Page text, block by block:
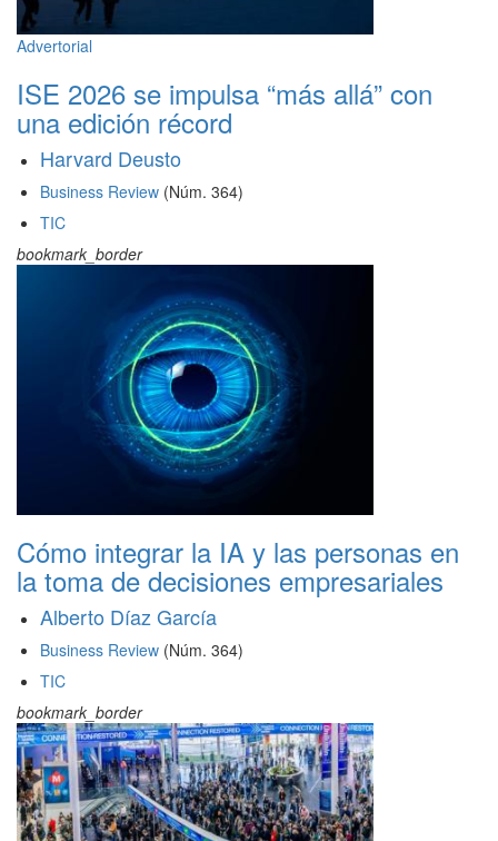
Advertorial
ISE 2026 se impulsa “más allá” con
una edición récord
Harvard Deusto
Business Review (Núm. 364)
TIC
bookmark_border
Cómo integrar la IA y las personas en
la toma de decisiones empresariales
Alberto Díaz García
Business Review (Núm. 364)
TIC
bookmark_border